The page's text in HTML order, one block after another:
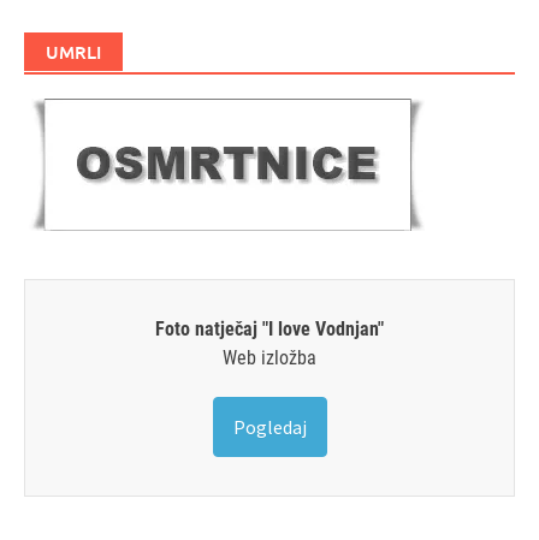
UMRLI
Foto natječaj "I love Vodnjan"
Web izložba
Pogledaj